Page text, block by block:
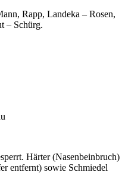
Rapp, Landeka – Rosen,
– Schürg.
Härter (Nasenbeinbruch)
entfernt) sowie Schmiedel